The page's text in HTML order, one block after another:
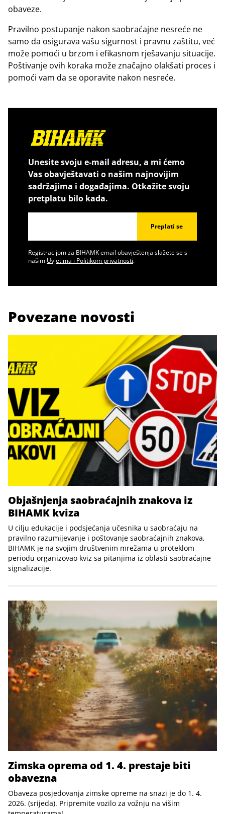
obaveze.
Pravilno postupanje nakon saobraćajne nesreće ne
samo da osigurava vašu sigurnost i pravnu zaštitu, već
može pomoći u brzom i efikasnom rješavanju situacije.
Poštivanje ovih koraka može značajno olakšati proces i
pomoći vam da se oporavite nakon nesreće.
Unesite svoju e-mail adresu, a mi ćemo
Vas obavještavati o našim najnovijim
sadržajima i događajima. Otkažite svoju
pretplatu bilo kada.
Preplati se
Registracijom za BIHAMK email obavještenja slažete se s
našim Uvjetima i Politikom privatnosti.
Povezane novosti
Objašnjenja saobraćajnih znakova iz
BIHAMK kviza
U cilju edukacije i podsjećanja učesnika u saobraćaju na
pravilno razumijevanje i poštovanje saobraćajnih znakova,
BIHAMK je na svojim društvenim mrežama u proteklom
periodu organizovao kviz sa pitanjima iz oblasti saobraćajne
signalizacije.
Zimska oprema od 1. 4. prestaje biti
obavezna
Obaveza posjedovanja zimske opreme na snazi je do 1. 4.
2026. (srijeda). Pripremite vozilo za vožnju na višim